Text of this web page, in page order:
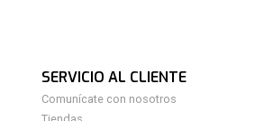
SERVICIO AL CLIENTE
Comunícate con nosotros